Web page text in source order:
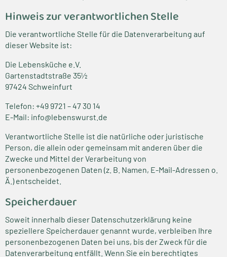
Hinweis zur verantwortlichen Stelle
Die verantwortliche Stelle für die Datenverarbeitung auf
dieser Website ist:
Die Lebensküche e.V.
Gartenstadtstraße 35½
97424 Schweinfurt
Telefon: +49 9721 – 47 30 14
E-Mail: info@lebenswurst.de
Verantwortliche Stelle ist die natürliche oder juristische
Person, die allein oder gemeinsam mit anderen über die
Zwecke und Mittel der Verarbeitung von
personenbezogenen Daten (z. B. Namen, E-Mail-Adressen o.
Ä.) entscheidet.
Speicherdauer
Soweit innerhalb dieser Datenschutzerklärung keine
speziellere Speicherdauer genannt wurde, verbleiben Ihre
personenbezogenen Daten bei uns, bis der Zweck für die
Datenverarbeitung entfällt. Wenn Sie ein berechtigtes